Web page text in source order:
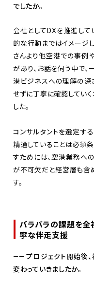
でしたか。
会社としてDXを推進して
的な行動まではイメージ
さんより他空港での事例
があり、お話を伺う中で
港ビジネスへの理解の深
せずに丁寧に確認してい
した。
コンサルタントを選定す
精通していることは必須
すためには、空港業務へ
が不可欠だと経営層も含
す。
バラバラの課題を全
寧な伴走支援
—— プロジェクト開始後
変わっていきましたか。